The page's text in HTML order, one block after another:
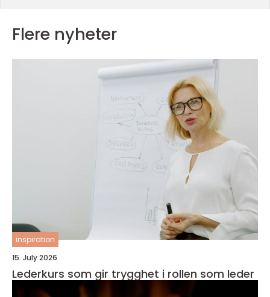
Flere nyheter
inspiration
15. July 2026
Lederkurs som gir trygghet i rollen som leder